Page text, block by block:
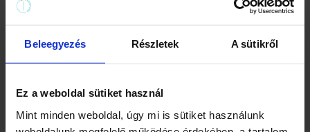
Beleegyezés Részletek A sütikről
Ez a weboldal sütiket használ
Mint minden weboldal, úgy mi is sütiket használunk